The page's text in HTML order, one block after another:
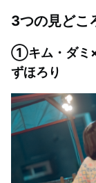
3つの見どこ
①キム・ダミ×
ずほろり